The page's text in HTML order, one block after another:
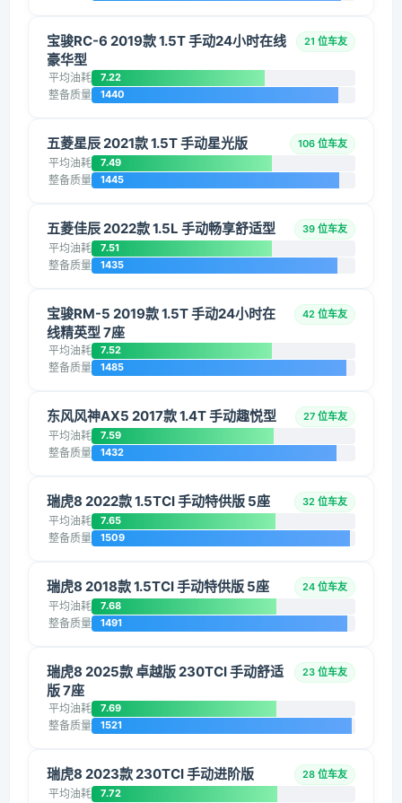
宝骏RC-6 2019款 1.5T 手动24小时在线
豪华型
21 位车友
平均油耗 7.22
整备质量 1440
五菱星辰 2021款 1.5T 手动星光版 106 位车友
平均油耗 7.49
整备质量 1445
五菱佳辰 2022款 1.5L 手动畅享舒适型 39 位车友
平均油耗 7.51
整备质量 1435
宝骏RM-5 2019款 1.5T 手动24小时在
线精英型 7座
42 位车友
平均油耗 7.52
整备质量 1485
东风风神AX5 2017款 1.4T 手动趣悦型 27 位车友
平均油耗 7.59
整备质量 1432
瑞虎8 2022款 1.5TCI 手动特供版 5座 32 位车友
平均油耗 7.65
整备质量 1509
瑞虎8 2018款 1.5TCI 手动特供版 5座 24 位车友
平均油耗 7.68
整备质量 1491
瑞虎8 2025款 卓越版 230TCI 手动舒适
版 7座
23 位车友
平均油耗 7.69
整备质量 1521
瑞虎8 2023款 230TCI 手动进阶版 28 位车友
平均油耗 7.72